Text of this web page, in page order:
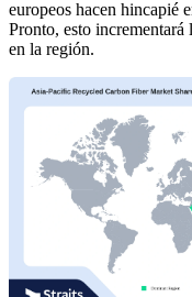
europeos hacen hincapié
Pronto, esto incrementará
en la región.